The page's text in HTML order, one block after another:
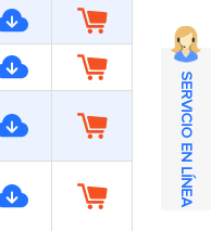
SERVICIO EN LÍNEA